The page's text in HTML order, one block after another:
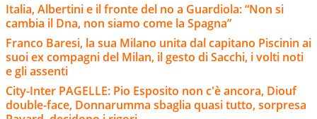
Italia, Albertini e il fronte del no a Guardiola: “Non si
cambia il Dna, non siamo come la Spagna”
Franco Baresi, la sua Milano unita dal capitano Piscinin ai
suoi ex compagni del Milan, il gesto di Sacchi, i volti noti
e gli assenti
City-Inter PAGELLE: Pio Esposito non c'è ancora, Diouf
double-face, Donnarumma sbaglia quasi tutto, sorpresa